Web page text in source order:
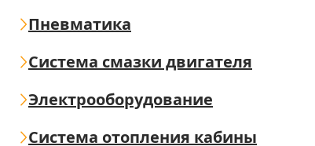
Пневматика
Система смазки двигателя
Электрооборудование
Система отопления кабины